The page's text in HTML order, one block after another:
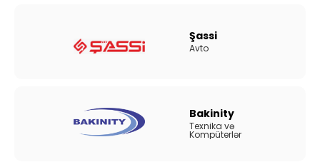
Şassi
Avto
Bakinity
Texnika və
Kompüterlər